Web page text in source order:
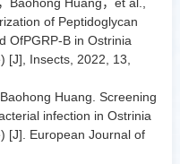
Baohong Huang，et al.,
of Peptidoglycan
OfPGRP-B in Ostrinia
[J], Insects, 2022, 13,
Huang. Screening
infection in Ostrinia
[J]. European Journal of